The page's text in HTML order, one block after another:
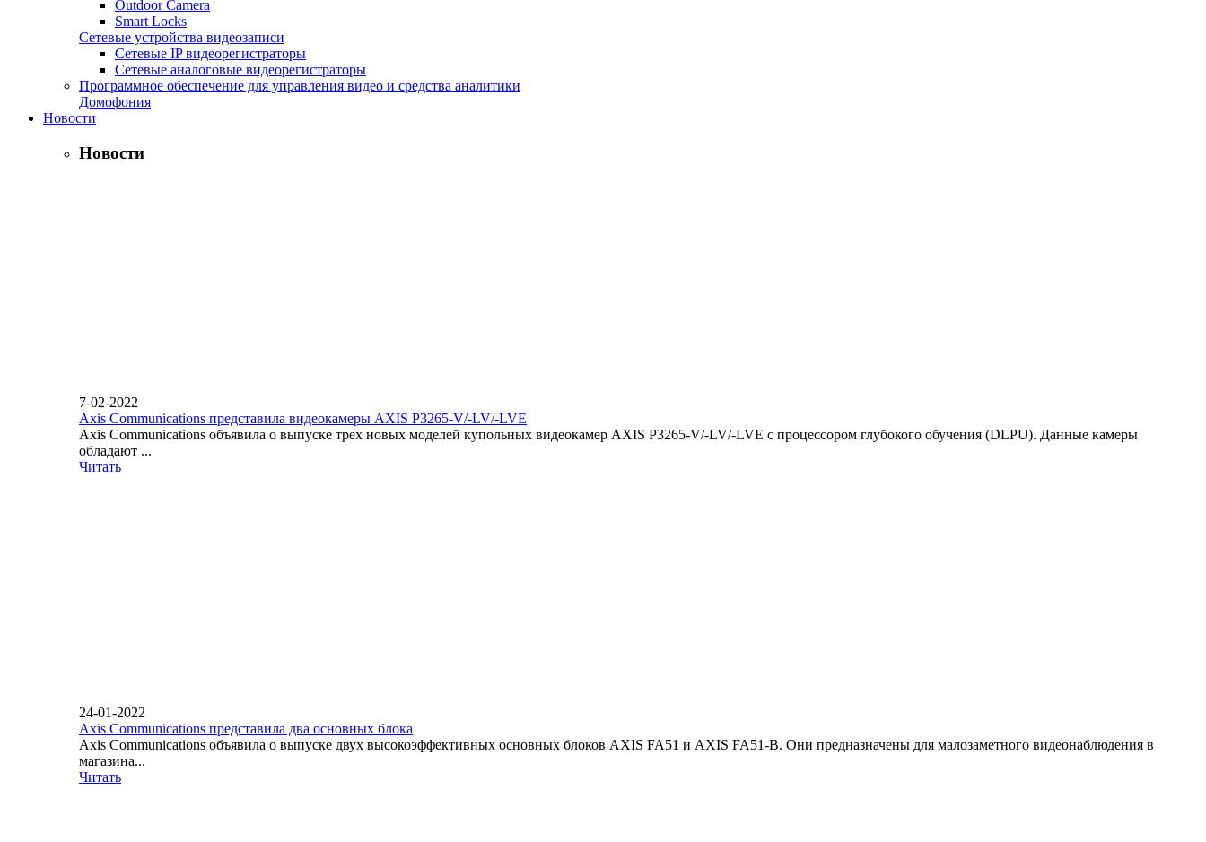
Outdoor Camera
Smart Locks
Сетевые устройства видеозаписи
Сетевые IP видеорегистраторы
Сетевые аналоговые видеорегистраторы
Программное обеспечение для управления видео и средства аналитики
Домофония
Новости
Новости
7-02-2022
Axis Communications представила видеокамеры AXIS P3265-V/-LV/-LVE
Axis Communications объявила о выпуске трех новых моделей купольных видеокамер AXIS P3265-V/-LV/-LVE с процессором глубокого обучения (DLPU). Данные камеры
обладают ...
Читать
24-01-2022
Axis Communications представила два основных блока
Axis Communications объявила о выпуске двух высокоэффективных основных блоков AXIS FA51 и AXIS FA51-B. Они предназначены для малозаметного видеонаблюдения в
магазина...
Читать